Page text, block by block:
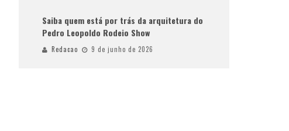
Saiba quem está por trás da arquitetura do
Pedro Leopoldo Rodeio Show
Redacao 9 de junho de 2026